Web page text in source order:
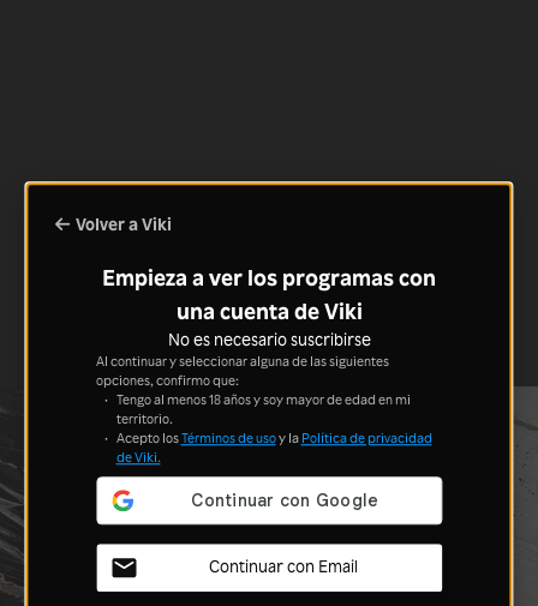
Volver a Viki
Empieza a ver los programas con
una cuenta de Viki
No es necesario suscribirse
Al continuar y seleccionar alguna de las siguientes
opciones, confirmo que:
Tengo al menos 18 años y soy mayor de edad en mi
territorio.
Acepto losTérminos de usoy la Política de privacidad
de Viki.
Continuar con Email